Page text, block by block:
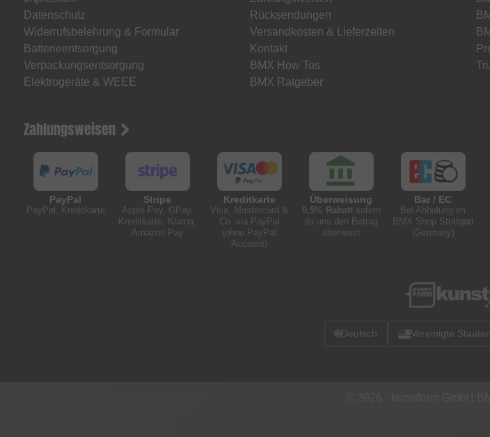
Datenschutz
Widerrufsbelehrung & Formular
Batterieentsorgung
Verpackungsentsorgung
Elektrogeräte & WEEE
Rücksendungen
Versandkosten & Lieferzeiten
Kontakt
BMX How Tos
BMX Ratgeber
Zahlungsweisen
PayPal
PayPal, Kreditkarte
Stripe
Apple Pay, GPay,
Kreditkarte, Klarna,
Amazon Pay
Kreditkarte
Visa, Mastercard &
Co. via PayPal
(ohne PayPal
Account)
Überweisung
0,5% Rabattsofern
du uns den Betrag
überweist
Bar / EC
Bei Abholung im
BMX Shop Stuttgart
(Germany)
🌐Deutsch Vereinigte